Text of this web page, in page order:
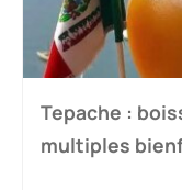
Tepache :
multiples